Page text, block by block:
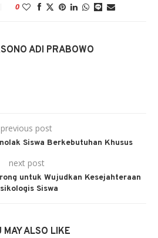
0
ADI PRABOWO
previous post
Siswa Berkebutuhan Khusus
next post
untuk Wujudkan Kesejahteraan
Siswa
MAY ALSO LIKE